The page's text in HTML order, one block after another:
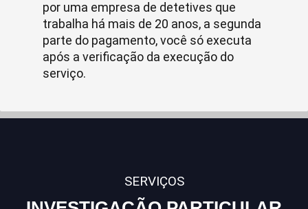
por uma empresa de detetives que
trabalha há mais de 20 anos, a segunda
parte do pagamento, você só executa
após a verificação da execução do
serviço.
SERVIÇOS